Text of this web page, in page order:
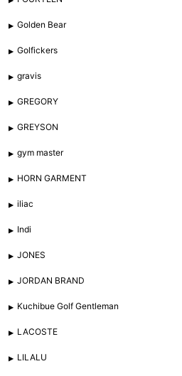
Golden Bear
Golfickers
gravis
GREGORY
GREYSON
gym master
HORN GARMENT
iliac
Indi
JONES
JORDAN BRAND
Kuchibue Golf Gentleman
LACOSTE
LILALU